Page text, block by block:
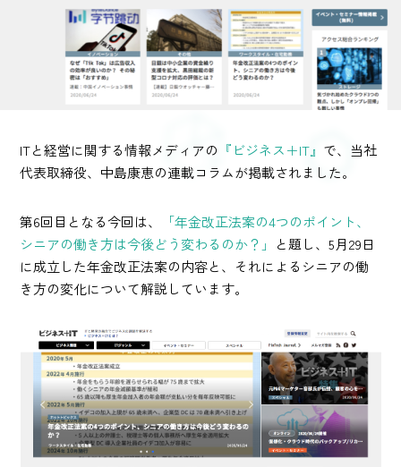
ITと経営に関する情報メディアの 『ビジネス＋IT』 で、当社
代表取締役、中島康恵の連載コラムが掲載されました。
第6回目となる今回は、
「年金改正法案の4つのポイント、
シニアの働き方は今後どう変わるのか？」
と題し、5月29日
に成立した年金改正法案の内容と、それによるシニアの働
き方の変化について解説しています。